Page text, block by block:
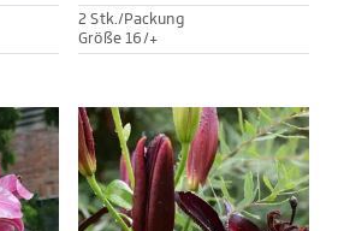
2 Stk./Packung
Größe 16/+